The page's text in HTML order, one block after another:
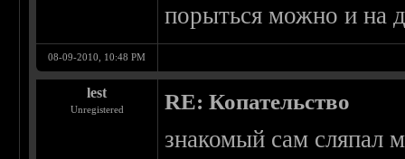
порыться можно и на
08-09-2010, 10:48 PM
lest
Unregistered RE: Копательство
знакомый сам сляпал